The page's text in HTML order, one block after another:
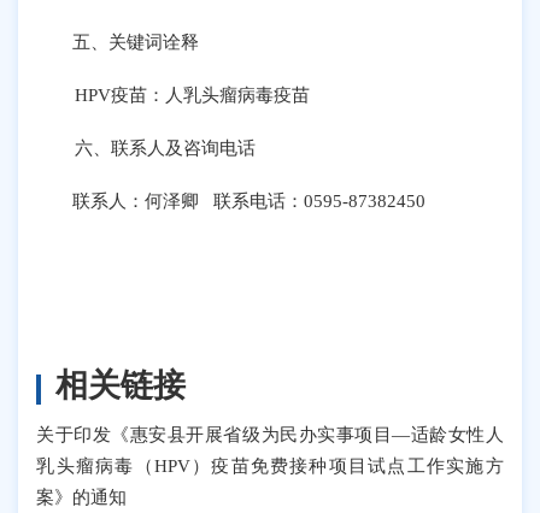
五、关键词诠释
HPV疫苗：人乳头瘤病毒疫苗
六、联系人及咨询电话
联系人：何泽卿 联系电话：0595-87382450
相关链接
关于印发《惠安县开展省级为民办实事项目—适龄女性人
乳头瘤病毒（HPV）疫苗免费接种项目试点工作实施方
案》的通知